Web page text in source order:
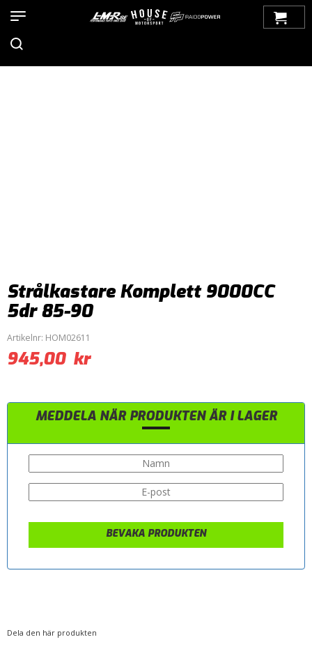
>
Strålkastare
Strålkastare Komplett 9000CC
5dr 85-90
Artikelnr: HOM02611
945,00 kr
MEDDELA NÄR PRODUKTEN ÄR I LAGER
BEVAKA PRODUKTEN
Dela den här produkten